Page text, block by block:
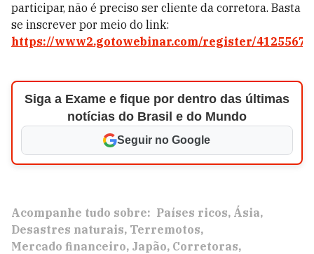
participar, não é preciso ser cliente da corretora. Basta
se inscrever por meio do link:
https://www2.gotowebinar.com/register/
Siga a Exame e fique por dentro das últimas
notícias do Brasil e do Mundo
Seguir no Google
Acompanhe tudo sobre: Países ricos Ásia
Desastres naturais Terremotos
Mercado financeiro Japão Corretoras